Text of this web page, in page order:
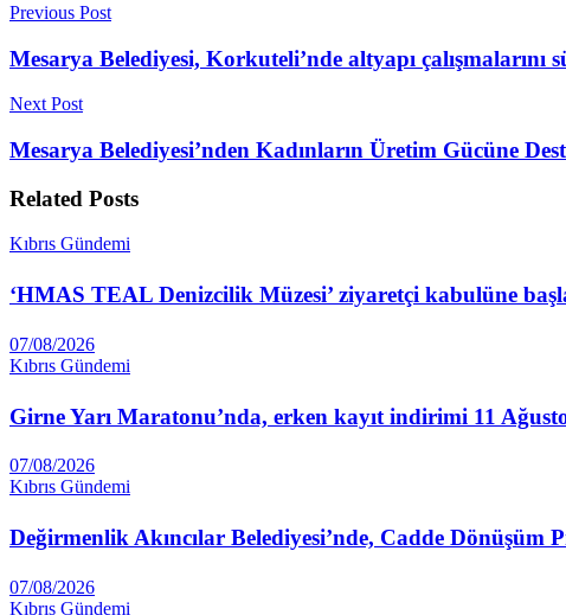
Previous Post
Mesarya Belediyesi, Korkuteli’nde altyapı çalışmalarını
Next Post
Mesarya Belediyesi’nden Kadınların Üretim Gücüne
Related Posts
Kıbrıs Gündemi
‘HMAS TEAL Denizcilik Müzesi’ ziyaretçi kabulüne
07/08/2026
Kıbrıs Gündemi
Girne Yarı Maratonu’nda, erken kayıt indirimi 11
07/08/2026
Kıbrıs Gündemi
Değirmenlik Akıncılar Belediyesi’nde, Cadde Dönüşüm
07/08/2026
Kıbrıs Gündemi